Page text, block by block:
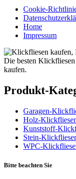
Cookie-
Home
Impressum
Die besten
kaufen.
Produkt-
Garagen-
Holz-
Kunststoff-
Stein-
WPC-
Bitte beachten Sie